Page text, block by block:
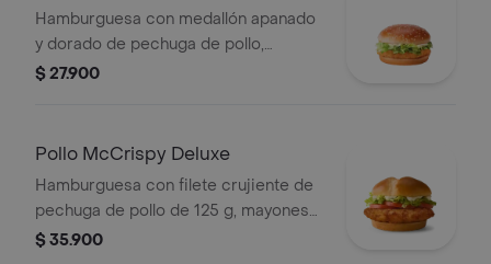
Hamburguesa con medallón apanado
y dorado de pechuga de pollo,
mayonesa cremosa y lechuga fresca,
$ 27.900
Pollo McCrispy Deluxe
Hamburguesa con filete crujiente de
pechuga de pollo de 125 g, mayonesa
cremosa, lechuga fresca y tomate, en
$ 35.900